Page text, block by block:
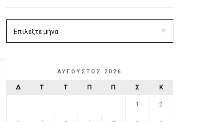
ΑΎΓΟΥΣΤΟΣ 2026
Δ Τ Τ Π Π Σ Κ
1 2